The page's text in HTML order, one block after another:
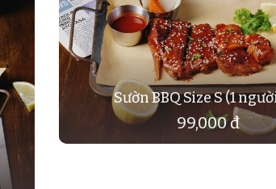
Sườn BBQ Size S (1
99,000 đ